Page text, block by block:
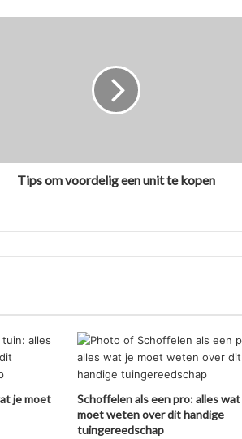
Tips om voordelig een unit te kopen
je moet
Schoffelen als een pro: alles
moet weten over dit handige
tuingereedschap